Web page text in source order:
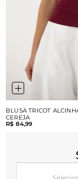
BLUSA TRICOT
CEREJA
R$ 84,99